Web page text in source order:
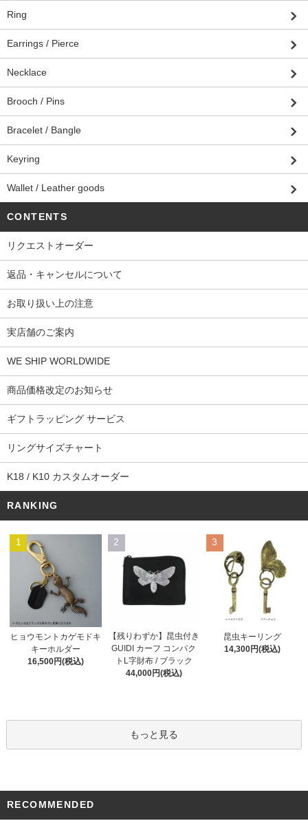
Ring
Earrings / Pierce
Necklace
Brooch / Pins
Bracelet / Bangle
Keyring
Wallet / Leather goods
CONTENTS
リクエストオーダー
返品・キャンセルについて
お取り扱い上の注意
実店舗のご案内
WE SHIP WORLDWIDE
商品価格改定のお知らせ
ギフトラッピング サービス
リングサイズチャート
K18 / K10 カスタムオーダー
RANKING
1
ヒョウモントカゲモドキ
キーホルダー
16,500円(税込)
2
【残りわずか】昆虫付き
GUIDI カーフ コンパク
トL字財布 / ブラック
44,000円(税込)
3
昆虫キーリング
14,300円(税込)
もっと見る
RECOMMENDED